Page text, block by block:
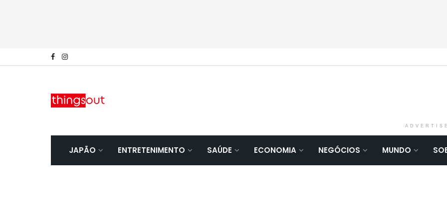
JAPÃO ENTRETENIMENTO SAÚDE ECONOMIA NEGÓCIOS MUNDO